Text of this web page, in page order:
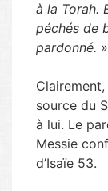
à la Torah.
péchés de
pardonné. »
source du
à lui. Le
Messie
d’Isaïe 53.